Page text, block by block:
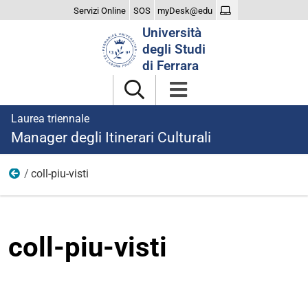
Servizi Online SOS myDesk@edu
Università
degli Studi
di Ferrara
Laurea triennale
Manager degli Itinerari Culturali
Più visti
coll-piu-visti
coll-piu-visti